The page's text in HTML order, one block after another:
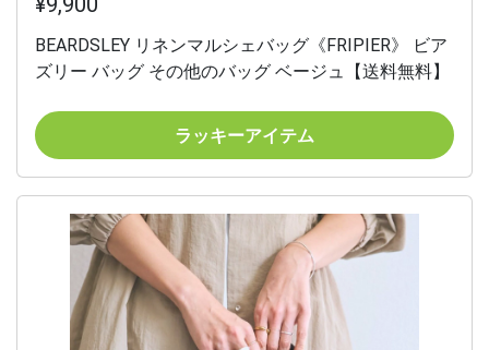
BEARDSLEY リネンマルシェバッグ《FRIPIER》 ビア
ズリー バッグ その他のバッグ ベージュ【送料無料】
ラッキーアイテム